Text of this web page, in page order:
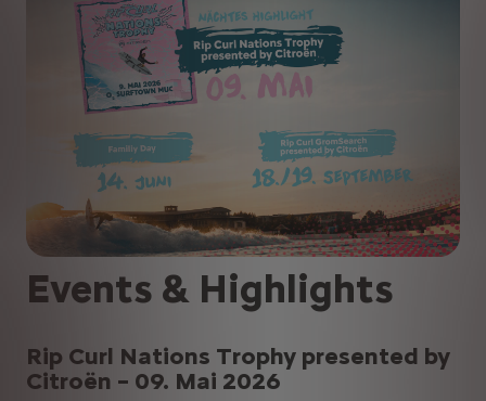
Events & Highlights
Rip Curl Nations Trophy presented by
Citroën – 09. Mai 2026